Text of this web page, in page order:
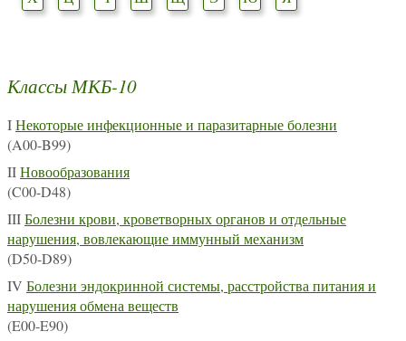
Классы МКБ-10
IНекоторые инфекционные и паразитарные болезни
(A00-B99)
IIНовообразования
(C00-D48)
IIIБолезни крови, кроветворных органов и отдельные
нарушения, вовлекающие иммунный механизм
(D50-D89)
IV Болезни эндокринной системы, расстройства питания и
нарушения обмена веществ
(E00-E90)